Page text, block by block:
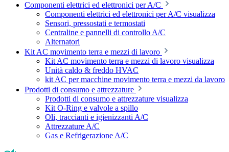
Componenti elettrici ed elettronici per A/C
Componenti elettrici ed elettronici per A/C visualizza
Sensori, pressostati e termostati
Centraline e pannelli di controllo A/C
Alternatori
Kit AC movimento terra e mezzi di lavoro
Kit AC movimento terra e mezzi di lavoro visualizza
Unità caldo & freddo HVAC
kit AC per macchine movimento terra e mezzi da lavoro
Prodotti di consumo e attrezzature
Prodotti di consumo e attrezzature visualizza
Kit O-Ring e valvole a spillo
Oli, traccianti e igienizzanti A/C
Attrezzature A/C
Gas e Refrigerazione A/C